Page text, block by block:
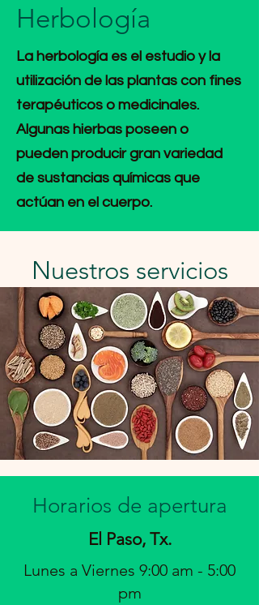
Herbología
La herbología es el estudio y la
utilización de las plantas con fines
terapéuticos o medicinales.
Algunas hierbas poseen o
pueden producir gran variedad
de sustancias químicas que
actúan en el cuerpo.
Nuestros servicios
Horarios de apertura
El Paso, Tx.
Lunes a Viernes 9:00 am - 5:00
pm